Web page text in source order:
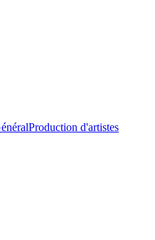
Production d'artistes